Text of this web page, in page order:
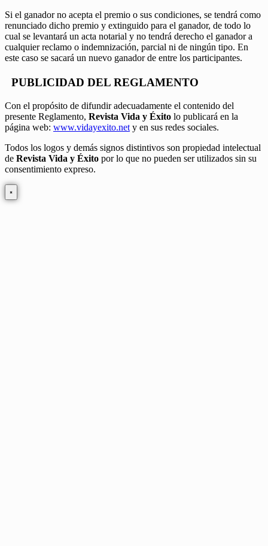
Si el ganador no acepta el premio o sus condiciones, se tendrá como
renunciado dicho premio y extinguido para el ganador, de todo lo
cual se levantará un acta notarial y no tendrá derecho el ganador a
cualquier reclamo o indemnización, parcial ni de ningún tipo. En
este caso se sacará un nuevo ganador de entre los participantes.
PUBLICIDAD DEL REGLAMENTO
Con el propósito de difundir adecuadamente el contenido del
presente Reglamento, Revista Vida y Éxito lo publicará en la
página web: www.vidayexito.net y en sus redes sociales.
Todos los logos y demás signos distintivos son propiedad intelectual
de Revista Vida y Éxito por lo que no pueden ser utilizados sin su
consentimiento expreso.
×